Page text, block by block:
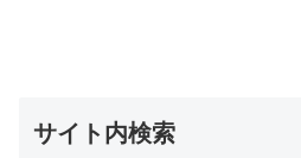
サイト内検索